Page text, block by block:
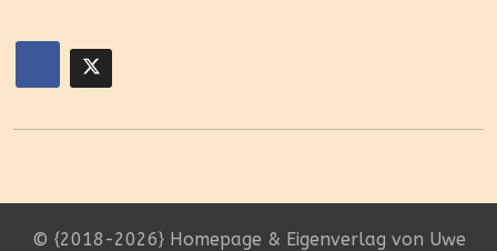
© {2018-2026} Homepage & Eigenverlag von Uwe